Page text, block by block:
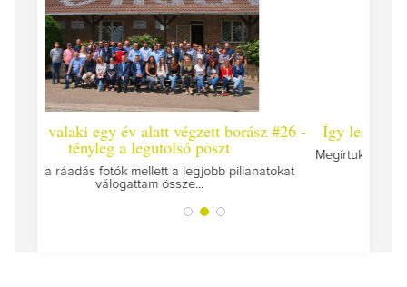
borász #26 -
pillanatokat
Így lesz valaki egy év alatt végzett borász
Megírtuk a modulzáró vizsgákat, már lázasan
az utolsó...